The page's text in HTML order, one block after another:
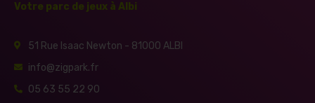
Votre parc de jeux à Albi
51 Rue Isaac Newton - 81000 ALBI
info@zigpark.fr
05 63 55 22 90